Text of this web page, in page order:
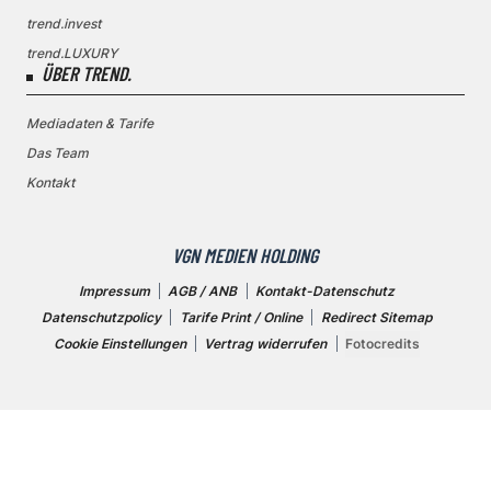
trend.invest
trend.LUXURY
ÜBER TREND.
Mediadaten & Tarife
Das Team
Kontakt
VGN MEDIEN HOLDING
Impressum AGB / ANB
Kontakt-Datenschutz
Datenschutzpolicy
Tarife Print / Online
Redirect Sitemap
Cookie Einstellungen
Vertrag widerrufen Fotocredits